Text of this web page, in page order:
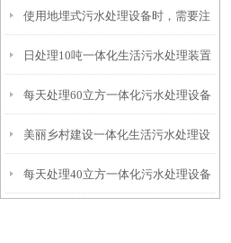
使用地埋式污水处理设备时，需要注
意以下事项
日处理10吨一体化生活污水处理装置
每天处理60立方一体化污水处理设备
美丽乡村建设一体化生活污水处理设
备
每天处理40立方一体化污水处理设备